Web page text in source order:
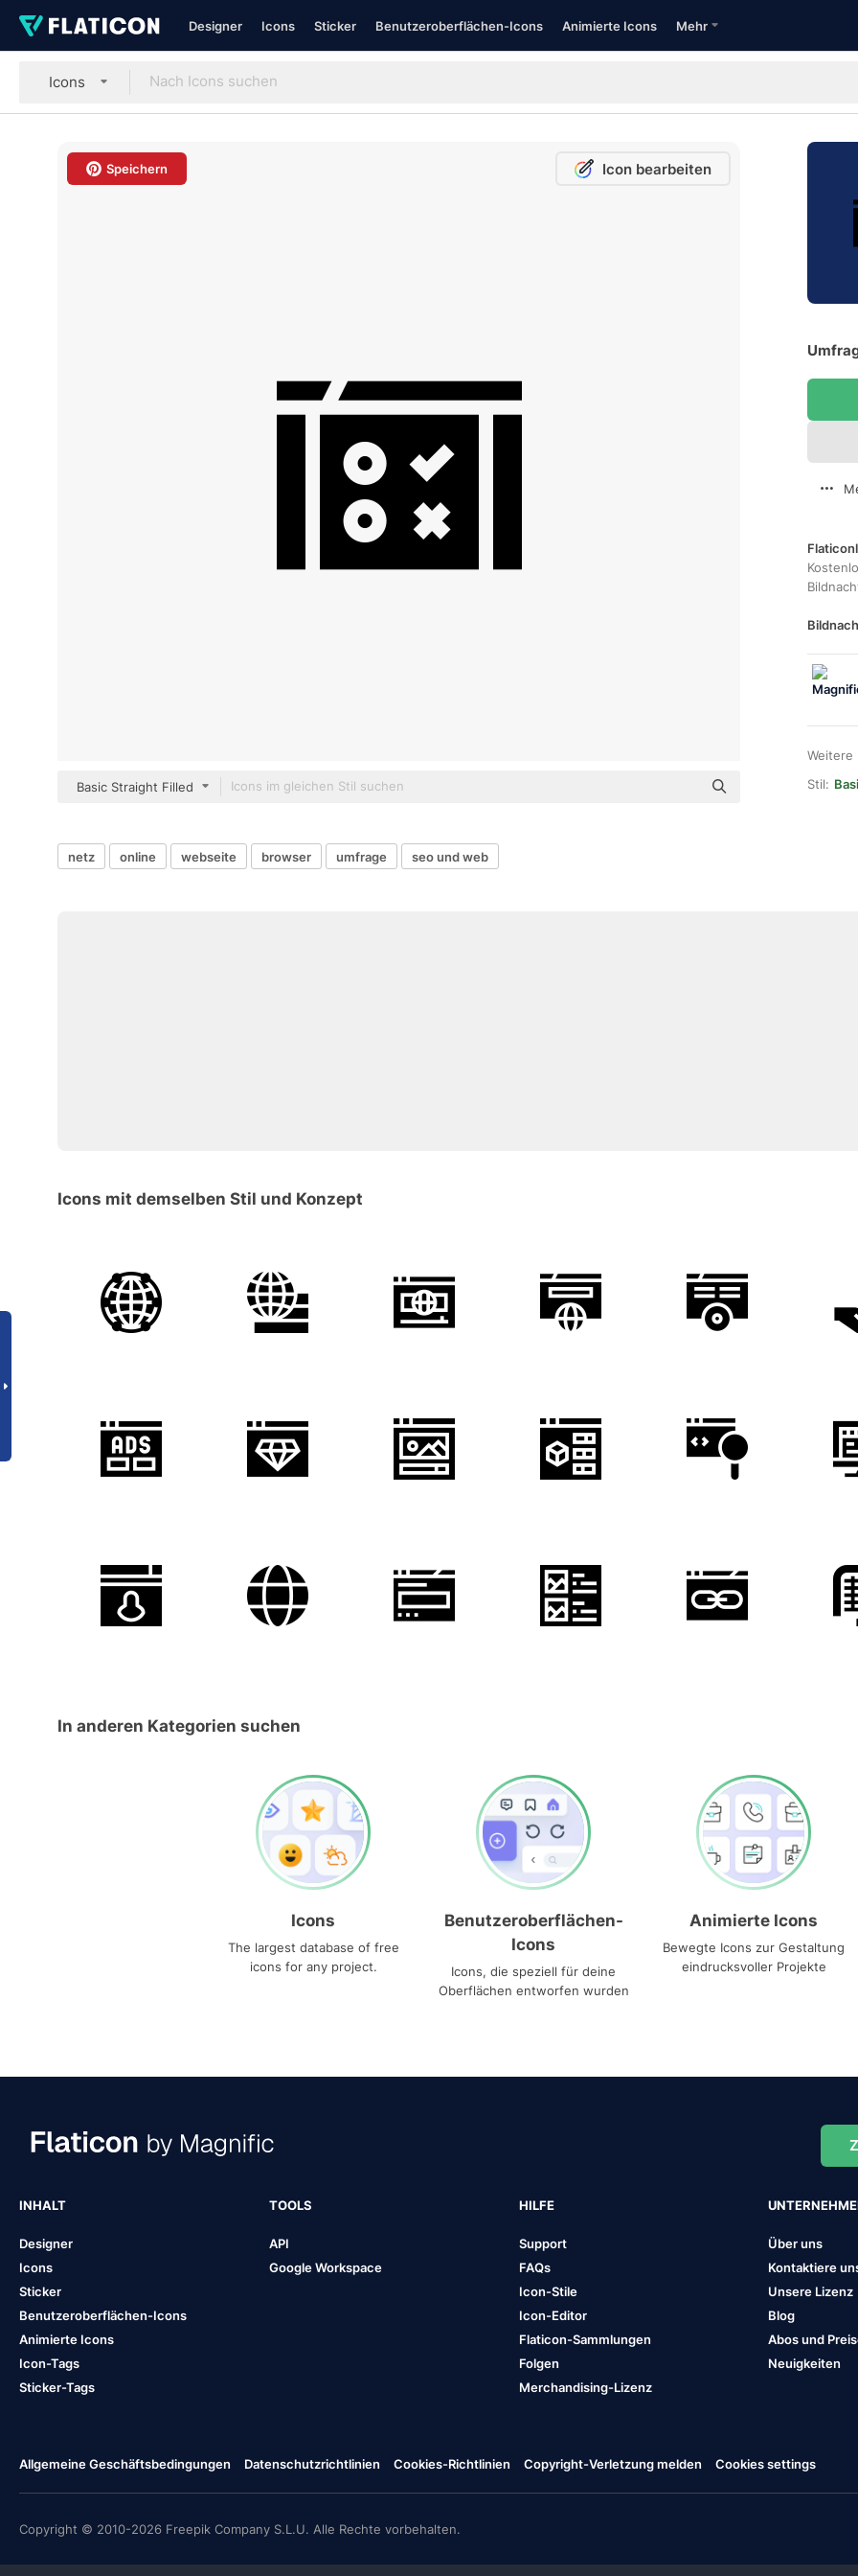
Designer Icons Sticker Benutzeroberflächen-Icons Animierte Icons Mehr
Icons
Speichern Icon bearbeiten
Basic Straight Filled
Weitere
Stil:
netz online webseite browser umfrage seo und web
Icons mit demselben Stil und Konzept
In anderen Kategorien suchen
Icons
The largest database of free
icons for any project.
Benutzeroberflächen-
Icons
Icons, die speziell für deine
Oberflächen entworfen wurden
Animierte Icons
Bewegte Icons zur Gestaltung
eindrucksvoller Projekte
INHALT
Designer
Icons
Sticker
Benutzeroberflächen-Icons
Animierte Icons
Icon-Tags
Sticker-Tags
TOOLS
API
Google Workspace
HILFE
Support
FAQs
Icon-Stile
Icon-Editor
Flaticon-Sammlungen
Folgen
Merchandising-Lizenz
Über uns
Kontaktiere
Unsere Lizenz
Blog
Abos und
Neuigkeiten
Allgemeine Geschäftsbedingungen Datenschutzrichtlinien Cookies-Richtlinien Copyright-Verletzung melden Cookies settings
Copyright © 2010-2026 Freepik Company S.L.U. Alle Rechte vorbehalten.